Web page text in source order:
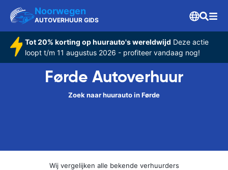
Noorwegen
AUTOVERHUUR GIDS
Tot 20% korting op huurauto's wereldwijd Deze actie
loopt t/m 11 augustus 2026 - profiteer vandaag nog!
Førde Autoverhuur
Zoek naar huurauto in Førde
Wij vergelijken alle bekende verhuurders